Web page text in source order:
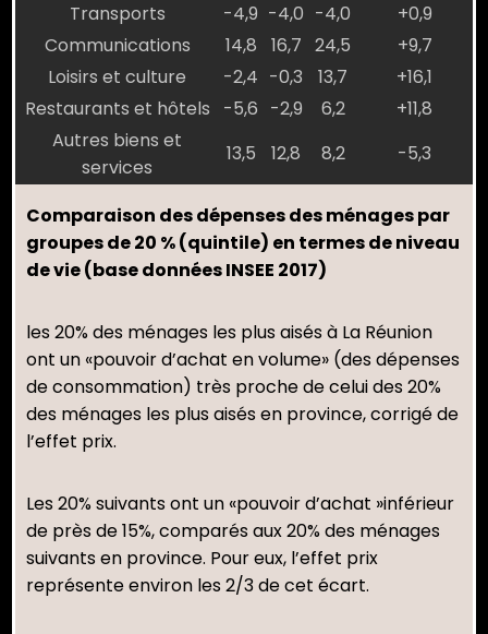
Transports
-4,9 -4,0 -4,0
+0,9
Communications
14,8 16,7 24,5
+9,7
Loisirs et culture
-2,4 -0,3 13,7
+16,1
Restaurants et hôtels
-5,6 -2,9 6,2
+11,8
Autres biens et
services
13,5 12,8 8,2 -5,3
Comparaison des dépenses des ménages par
groupes de 20 % (quintile) en termes de niveau
de vie (base données INSEE 2017)
les 20% des ménages les plus aisés à La Réunion
ont un «pouvoir d’achat en volume» (des dépenses
de consommation) très proche de celui des 20%
des ménages les plus aisés en province, corrigé de
l’effet prix.
Les 20% suivants ont un «pouvoir d’achat »inférieur
de près de 15%, comparés aux 20% des ménages
suivants en province. Pour eux, l’effet prix
représente environ les 2/3 de cet écart.